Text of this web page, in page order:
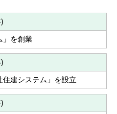
」を創業
建システム」を設立